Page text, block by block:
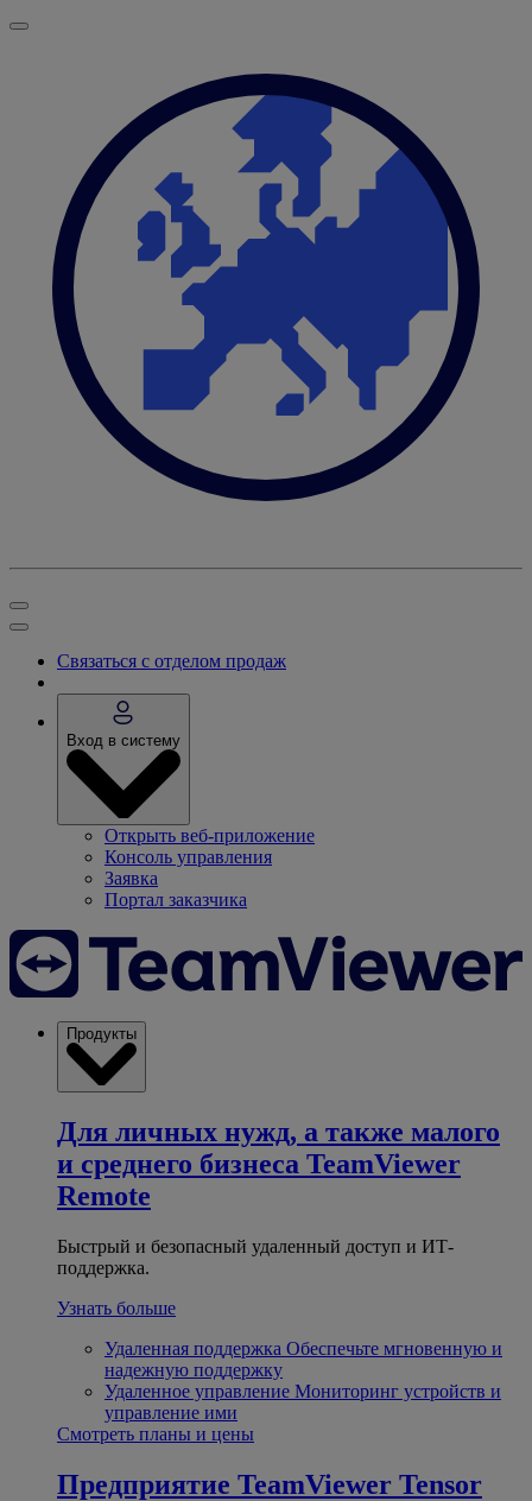
Связаться с отделом продаж
Вход в систему
Открыть веб-приложение
Консоль управления
Заявка
Портал заказчика
Продукты
Для личных нужд, а также малого
и среднего бизнеса TeamViewer
Remote
Быстрый и безопасный удаленный доступ и ИТ-
поддержка.
Узнать больше
Удаленная поддержка Обеспечьте мгновенную и
надежную поддержку
Удаленное управление Мониторинг устройств и
управление ими
Смотреть планы и цены
Предприятие TeamViewer Tensor